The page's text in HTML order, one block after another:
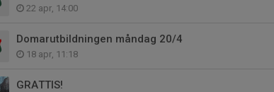
22 apr, 14:00
Domarutbildningen måndag 20/4
18 apr, 11:18
GRATTIS!